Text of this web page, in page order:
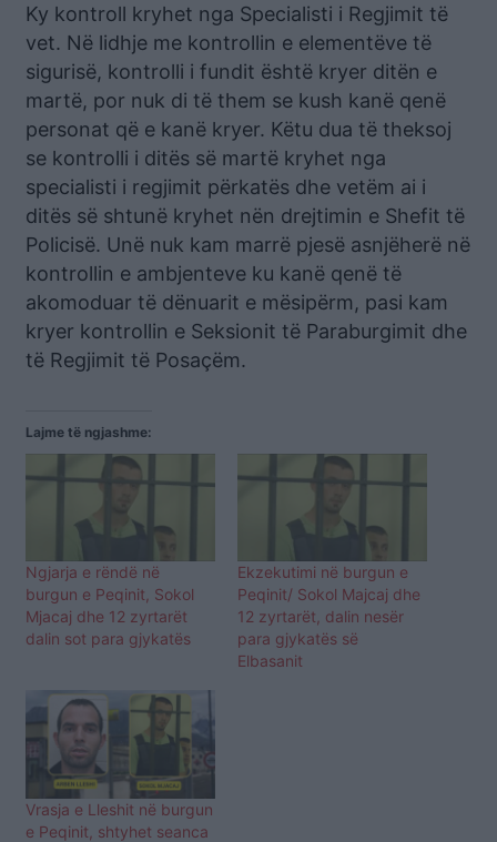
Ky kontroll kryhet nga Specialisti i Regjimit të
vet. Në lidhje me kontrollin e elementëve të
sigurisë, kontrolli i fundit është kryer ditën e
martë, por nuk di të them se kush kanë qenë
personat që e kanë kryer. Këtu dua të theksoj
se kontrolli i ditës së martë kryhet nga
specialisti i regjimit përkatës dhe vetëm ai i
ditës së shtunë kryhet nën drejtimin e Shefit të
Policisë. Unë nuk kam marrë pjesë asnjëherë në
kontrollin e ambjenteve ku kanë qenë të
akomoduar të dënuarit e mësipërm, pasi kam
kryer kontrollin e Seksionit të Paraburgimit dhe
të Regjimit të Posaçëm.
Lajme të ngjashme:
Ngjarja e rëndë në
burgun e Peqinit, Sokol
Mjacaj dhe 12 zyrtarët
dalin sot para gjykatës
Ekzekutimi në burgun e
Peqinit/ Sokol Majcaj dhe
12 zyrtarët, dalin nesër
para gjykatës së
Elbasanit
Vrasja e Lleshit në burgun
e Peqinit, shtyhet seanca